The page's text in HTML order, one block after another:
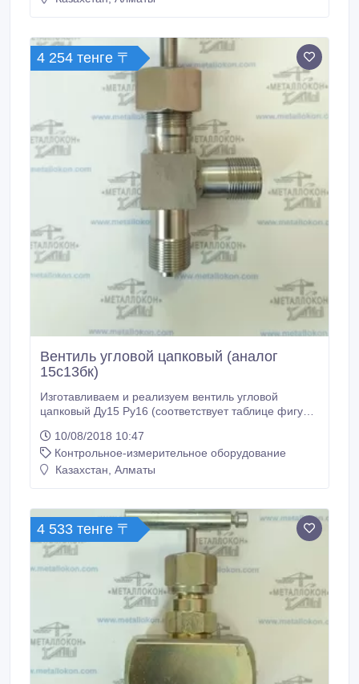
4 254 тенге 〒
Вентиль угловой цапковый (аналог
15с13бк)
Изготавливаем и реализуем вентиль угловой
цапковый Ду15 Ру16 (соответствует таблице фигур
В любой регион России и за рубеж. Безналичный
расчет..
10/08/2018 10:47
Контрольное-измерительное оборудование
Казахстан, Алматы
4 533 тенге 〒